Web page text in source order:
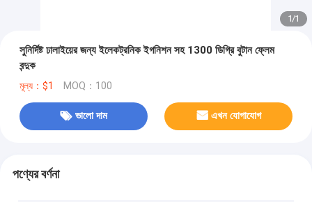
1/1
সুনির্দিষ্ট ঢালাইয়ের জন্য ইলেকট্রনিক ইগনিশন সহ 1300 ডিগ্রি বুটান ফ্লেম
বন্দুক
মূল্য：$1 MOQ：100
ভালো দাম এখন যোগাযোগ
পণ্যের বর্ণনা